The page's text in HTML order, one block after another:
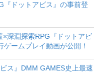
『ドットアビス』の事前登
深淵探索RPG『ドットアビ
ームプレイ動画が公開！
ス』DMM GAMES史上最速